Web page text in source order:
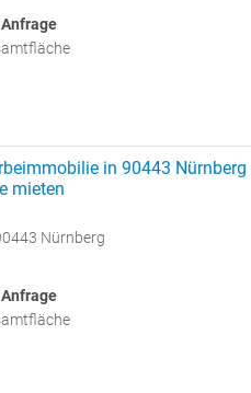
in 90443 Nürnberg
mieten
Nürnberg